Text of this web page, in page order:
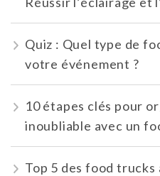
Quiz : Quel type de
votre événement ?
10 étapes clés pour
inoubliable avec un
Top 5 des food trucks